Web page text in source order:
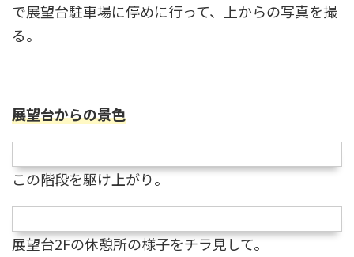
で展望台駐車場に停めに行って、上からの写真を撮
る。
展望台からの景色
この階段を駆け上がり。
展望台2Fの休憩所の様子をチラ見して。